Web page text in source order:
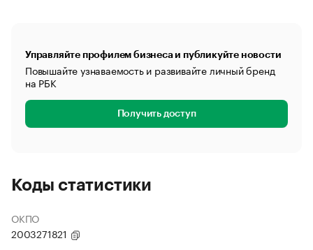
Управляйте профилем бизнеса и публикуйте новости
Повышайте узнаваемость и развивайте личный бренд
на РБК
Получить доступ
Коды статистики
ОКПО
2003271821